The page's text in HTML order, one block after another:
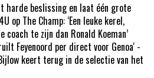
harde beslissing en laat één grote
op The Champ: ‘Een leuke kerel,
coach te zijn dan Ronald Koeman’
Feyenoord per direct voor Genoa' -
keert terug in de selectie van het